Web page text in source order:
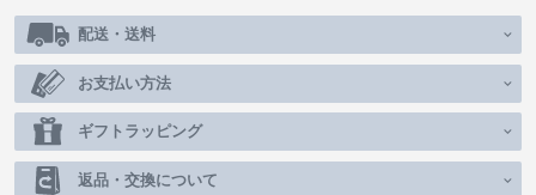
配送・送料
お支払い方法
ギフトラッピング
返品・交換について